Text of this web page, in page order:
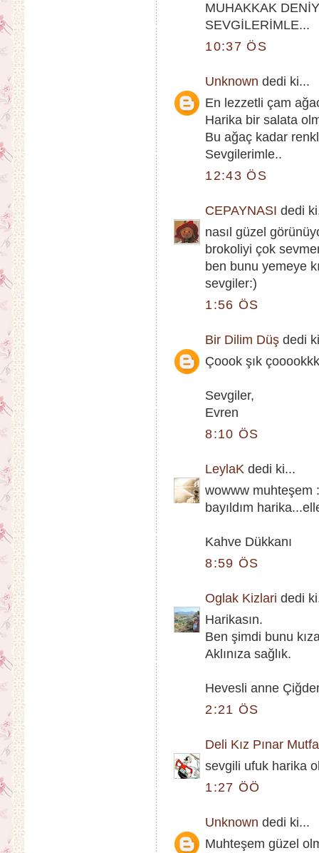
MUHAKKAK
SEVGİLERİMLE...
10:37 ÖS
Unknown dedi ki...
En lezzetli çam
Harika bir salata
Bu ağaç kadar
Sevgilerimle..
12:43 ÖS
CEPAYNASI dedi
nasıl güzel
brokoliyi çok
ben bunu yemeye
sevgiler:)
1:56 ÖS
Bir Dilim Düş dedi
Çoook şık
Sevgiler,
Evren
8:10 ÖS
LeylaK dedi ki...
wowww muhteşem
bayıldım
Kahve Dükkanı
8:59 ÖS
Oglak Kizlari dedi
Harikasın.
Ben şimdi bunu
Aklınıza sağlık.
Hevesli anne
2:21 ÖS
Deli Kız Pınar
sevgili ufuk harika
1:27 ÖÖ
Unknown dedi ki...
Muhteşem güzel